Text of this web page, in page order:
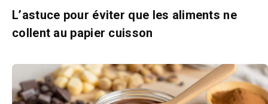
L’astuce pour éviter que les aliments ne
collent au papier cuisson